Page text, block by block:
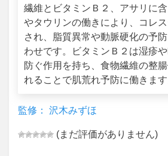
繊維とビタミンＢ２、アサリに
やタウリンの働きにより、コレ
され、脂質異常や動脈硬化の予
わせです。ビタミンＢ２は湿疹
防ぐ作用を持ち、食物繊維の整
れることで肌荒れ予防に働きます
監修： 沢木みずほ
(まだ評価がありません)